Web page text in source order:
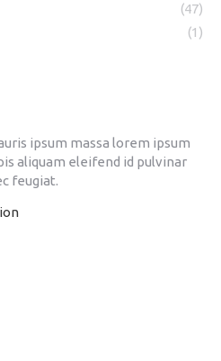
(47)
(1)
ipsum massa lorem ipsum
aliquam eleifend id pulvinar
feugiat.